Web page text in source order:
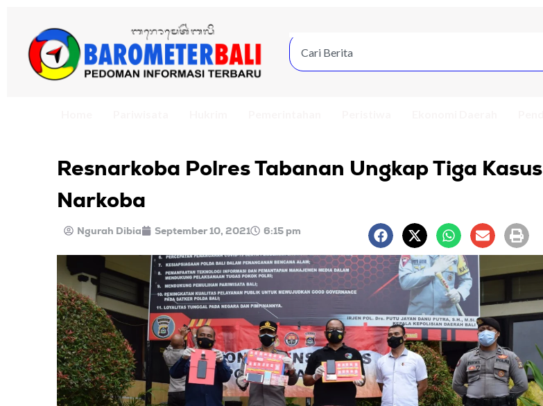
Resnarkoba Polres Tabanan Ungkap Tiga Kasus
Narkoba
Ngurah Dibia September 10, 2021 6:15 pm